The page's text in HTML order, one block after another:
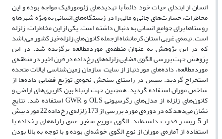
انسان از ابتدای حیات خود دائماً با تهدیدهای ژئومورفیک مواجه بوده و این
مخاطرات، خسارت‌های جانی و مالی را در زیستگاه‌های انسانی به ویژه شهرها و
روستاها برای جوامع انسانی به دنبال داشته است. یکی از این مخاطرات، زلزله
است. نیمه‌ی غربی استان کرمانشاه ازجمله کانون‌های زلزله‌خیز کشور می‌باشد
که در این پژوهش به عنوان منطقه‌ی موردمطالعه برگزیده شد. در این
پژوهش جهت بررسی الگوی فضایی زلزله‌های رخ‌داده در قرن اخیر در منطقه‌ی
موردمطالعه، داده‌های موردنیاز از سایت سازمان زمین‌شناسی ایالات متحده
استخراج گردید. سپس در راستای سنجش نحوه‌ی توزیع فضایی داده‌ها از
شاخص موران استفاده گردید. همچنین جهت ارتباط بین کاربری‌های اراضی و
کانون‌های زلزله از مدل‌های رگرسیونی OLS و GWR استفاده شد. نتایج
نشان می‌دهد که در دوره‌ی مورد بررسی از 173 زلزله‌ی رخ‌داده 22 مورد بیش
از 5 ریشتر قدرت داشته‌اند. الگوی توزیع متغیر عمق زلزله‌های رخداده با
استفاده از آماره‌ی موران از نوع الگوی خوشه‌ای بوده و با توجه به بالا بودن